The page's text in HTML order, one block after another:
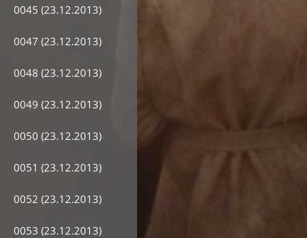
0045 (23.12.2013)
0047 (23.12.2013)
0048 (23.12.2013)
0049 (23.12.2013)
0050 (23.12.2013)
0051 (23.12.2013)
0052 (23.12.2013)
0053 (23.12.2013)